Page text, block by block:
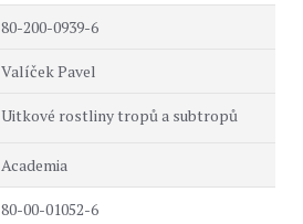
80-200-0939-6
Valíček Pavel
Uitkové rostliny tropů a subtropů
Academia
80-00-01052-6